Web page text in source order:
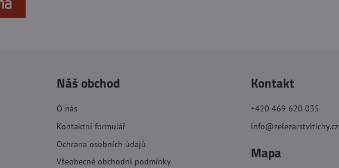
Náš obchod
O nás
Kontaktní formulář
Ochrana osobních údajů
Všeobecné obchodní podmínky
Kontakt
+420 469 620 035
info@zelezarstvitichy.cz
Mapa